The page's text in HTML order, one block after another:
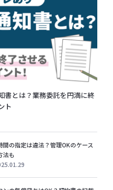
書とは？業務委託を円満に終
ト
間の指定は違法？管理OKのケース
法も